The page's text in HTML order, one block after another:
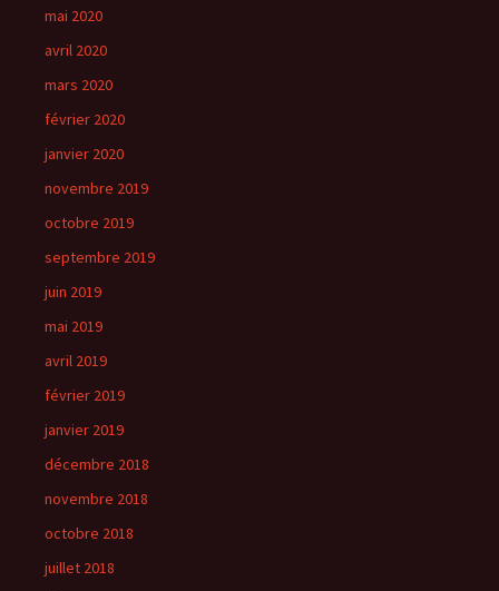
mai 2020
avril 2020
mars 2020
février 2020
janvier 2020
novembre 2019
octobre 2019
septembre 2019
juin 2019
mai 2019
avril 2019
février 2019
janvier 2019
décembre 2018
novembre 2018
octobre 2018
juillet 2018